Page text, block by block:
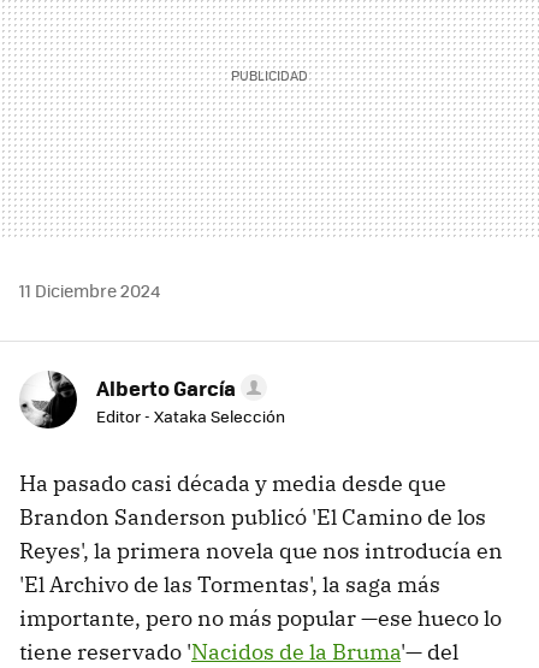
11 Diciembre 2024
Alberto García
Editor - Xataka Selección
Ha pasado casi década y media desde que
Brandon Sanderson publicó 'El Camino de los
Reyes', la primera novela que nos introducía en
'El Archivo de las Tormentas', la saga más
importante, pero no más popular —ese hueco lo
tiene reservado 'Nacidos de la Bruma'— del